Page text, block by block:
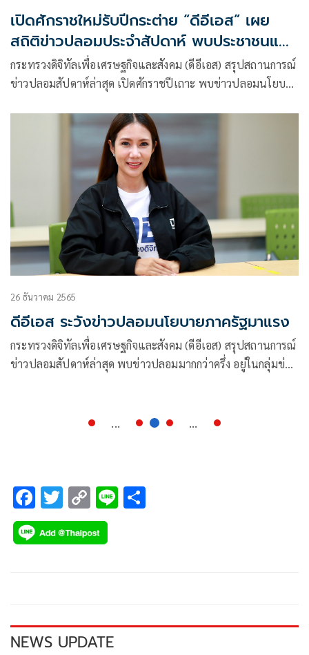
เปิดศักราชใหม่รับปีกระต่าย “ดีอีเอส” เผย
สถิติข่าวปลอมประจำสัปดาห์ พบประชาชนแห่
เชื่อข่าวปลอมสุขภาพ ขณะที่ข่าวปลอม
นโยบายรัฐไม่แผ่ว
กระทรวงดิจิทัลเพื่อเศรษฐกิจและสังคม (ดีอีเอส) สรุปสถานการณ์
ข่าวปลอมสัปดาห์ล่าสุด เปิดศักราชปีเถาะ พบข่าวปลอมนโยบาย
26 ธันวาคม 2565
ดีอีเอส ระวังข่าวปลอมนโยบายภาครัฐมาแรง
กระทรวงดิจิทัลเพื่อเศรษฐกิจและสังคม (ดีอีเอส) สรุปสถานการณ์
ข่าวปลอมสัปดาห์ล่าสุด พบข่าวปลอมมากกว่าครึ่ง อยู่ในกลุ่มข่าว
... ...
F
ac
e
k
T
wi
tt
C
o
p
k
Li
NEWS UPDATE